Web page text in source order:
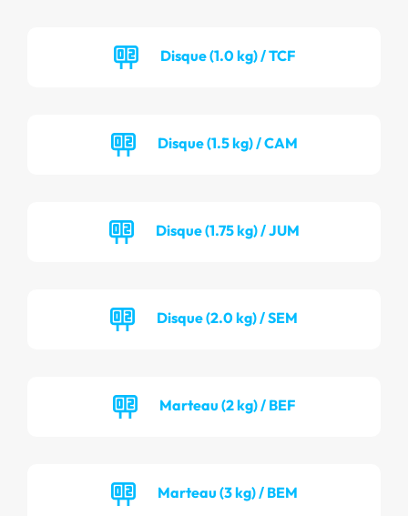
Disque (1.0 kg) / TCF
Disque (1.5 kg) / CAM
Disque (1.75 kg) / JUM
Disque (2.0 kg) / SEM
Marteau (2 kg) / BEF
Marteau (3 kg) / BEM